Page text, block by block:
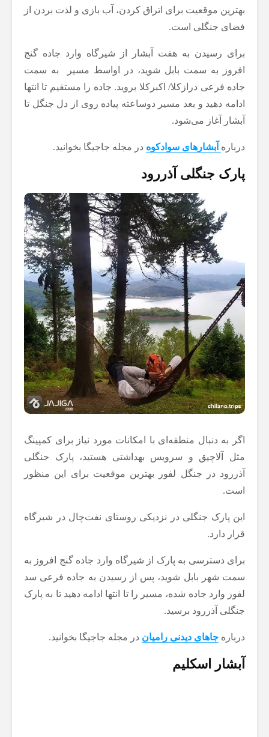
بهترین موقعیت برای اتراق کردن، آب بازی و لذت بردن از
فضای جنگلی است.
برای رسیدن به هفت آبشار از شیرگاه وارد جاده گنج
افروز به سمت بابل شوید، در اواسط مسیر به سمت
جاده فرعی درازکلا/ اکبرکلا بروید. جاده را مستقیم تا انتها
ادامه دهید و بعد مسیر دوساعته پیاده ‌روی از دل جنگل تا
آبشار آغاز می‌شود.
درباره آبشارهای سوادکوه در مجله جاجیگا بخوانید.
پارک جنگلی آذررود
اگر به دنبال منطقه‌ای با امکانات مورد نیاز برای کمپینگ
مثل آلاچیق و سرویس بهداشتی هستید، پارک جنگلی
آذررود در جنگل لفور بهترین موقعیت برای این منظور
است.
این پارک جنگلی در نزدیکی روستای نفت‌چال در شیرگاه
قرار دارد.
برای دسترسی به پارک از شیرگاه وارد جاده گنج افروز به
سمت شهر بابل شوید، پس از رسیدن به جاده فرعی سد
لفور وارد جاده شده، مسیر را تا انتها ادامه دهید تا به پارک
جنگلی آذررود برسید.
درباره جاهای دیدنی رامیان در مجله جاجیگا بخوانید.
آبشار اسکلیم